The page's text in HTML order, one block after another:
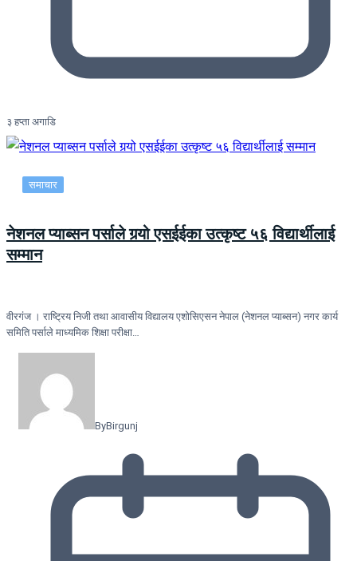
३ हप्ता अगाडि
समाचार
नेशनल प्याब्सन पर्साले गर्‍यो एसईईका उत्कृष्ट ५६ विद्यार्थीलाई
सम्मान
वीरगंज । राष्ट्रिय निजी तथा आवासीय विद्यालय एशोसिएसन नेपाल (नेशनल प्याब्सन) नगर कार्य
समिति पर्साले माध्यमिक शिक्षा परीक्षा…
ByBirgunj